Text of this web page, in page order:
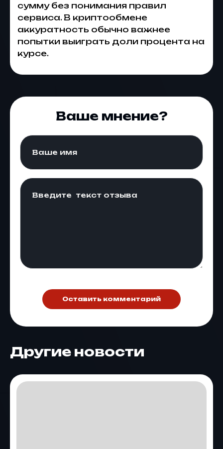
сумму без понимания правил
сервиса. В криптообмене
аккуратность обычно важнее
попытки выиграть доли процента на
курсе.
Ваше мнение?
Оставить комментарий
Другие новости